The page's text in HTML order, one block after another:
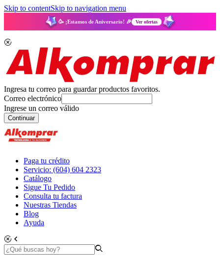
Skip to contentSkip to navigation menu
🥳 ¡Estamos de Aniversario! 🎉 Ver ofertas
Ingresa tu correo para guardar productos favoritos.
Correo electrónico
Ingrese un correo válido
Continuar
Paga tu crédito
Servicio: (604) 604 2323
Catálogo
Sigue Tu Pedido
Consulta tu factura
Nuestras Tiendas
Blog
Ayuda